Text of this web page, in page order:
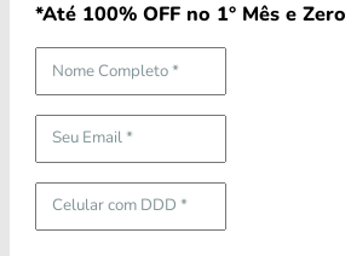
*Até 100% OFF no 1° Mês e